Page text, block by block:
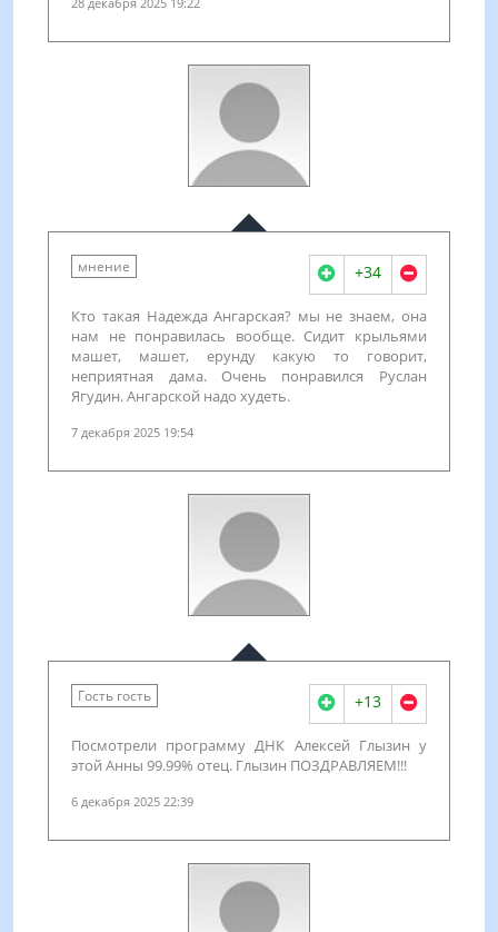
мнение +34
Кто такая Надежда Ангарская? мы не знаем, она
нам не понравилась вообще. Сидит крыльями
машет, машет, ерунду какую то говорит,
неприятная дама. Очень понравился Руслан
Ягудин. Ангарской надо худеть.
7 декабря 2025 19:54
Гость гость +13
Посмотрели программу ДНК Алексей Глызин у
этой Анны 99.99% отец. Глызин ПОЗДРАВЛЯЕМ!!!
6 декабря 2025 22:39